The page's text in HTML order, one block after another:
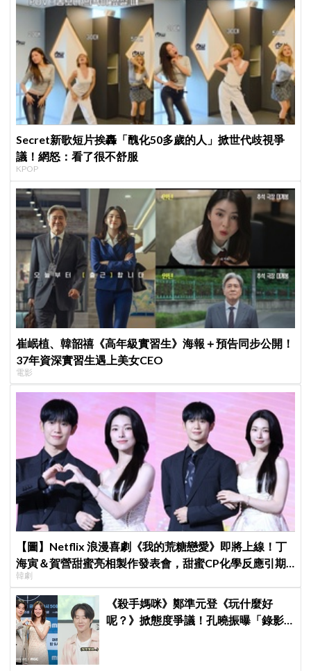
Secret新歌短片挨轟「醜化50多歲的人」掀世代歧視爭
議！網怒：看了很不舒服
KPOP
崔岷植、韓韶禧《高年級實習生》海報＋預告同步公開！
37年資深實習生遇上美女CEO
電影
【圖】Netflix 浪漫喜劇《我的荒糖戀愛》即將上線！丁
海寅＆賀營甜蜜亮相製作發表會，甜蜜CP化學反應引期
待
韓劇
《殺手媽咪》鄭準元登《玩什麼好
呢？》掀態度爭議！孔曉振曝「錄影